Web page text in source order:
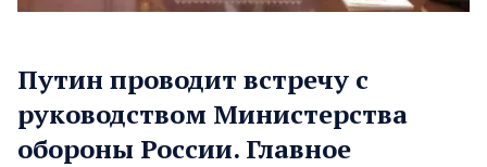
Путин проводит встречу с
руководством Министерства
обороны России. Главное